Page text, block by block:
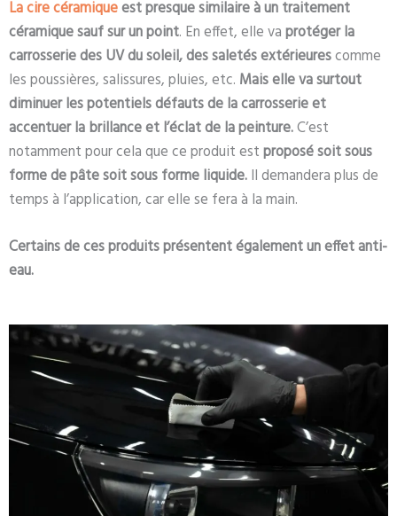
La cire céramiqueest presque similaire à un traitement
céramiquesauf sur un point. En effet, elle vaprotéger la
carrosserie des UV du soleil, des saletés extérieurescomme
les poussières, salissures, pluies, etc. Mais elle va surtout
diminuer les potentiels défauts de la carrosserie et
accentuer la brillance et l’éclat de la peinture.C’est
notamment pour cela que ce produit estproposé soit sous
forme de pâte soit sous forme liquide.Il demandera plus de
temps à l’application, car elle se fera à la main.
Certains de ces produits présentent également un effet anti-
eau.